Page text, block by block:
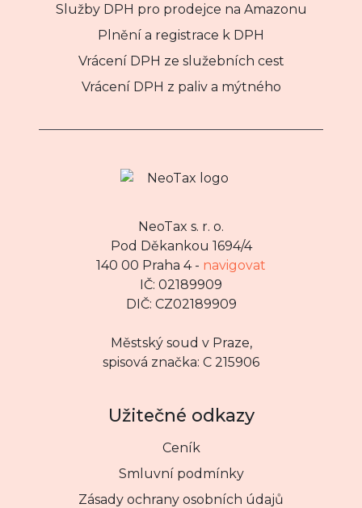
Služby DPH pro prodejce na Amazonu
Plnění a registrace k DPH
Vrácení DPH ze služebních cest
Vrácení DPH z paliv a mýtného
NeoTax s. r. o.
Pod Děkankou 1694/4
140 00 Praha 4 - navigovat
IČ: 02189909
DIČ: CZ02189909
Městský soud v Praze,
spisová značka: C 215906
Užitečné odkazy
Ceník
Smluvní podmínky
Zásady ochrany osobních údajů